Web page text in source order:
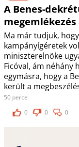
A Benes-
Ma már tudjuk,
kampányígéretek
miniszterelnöke
Ficóval, ám néhány
egymásra, hogy a
került a
50 perce
0
0 0